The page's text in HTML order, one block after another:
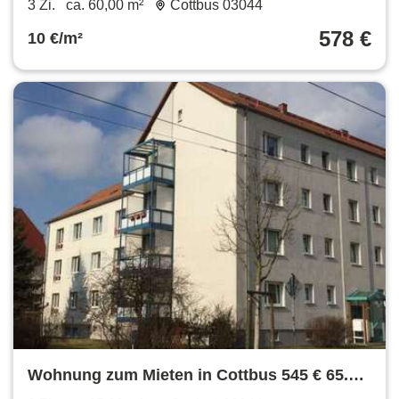
3 Zi. ca. 60,00 m² Cottbus 03044
10 €/m² 578 €
Wohnung zum Mieten in Cottbus 545 € 65.32